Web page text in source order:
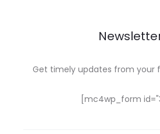
Get timely updates from your
[mc4wp_form